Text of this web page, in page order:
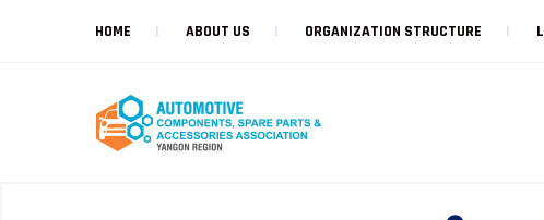
HOME ABOUT US ORGANIZATION STRUCTURE